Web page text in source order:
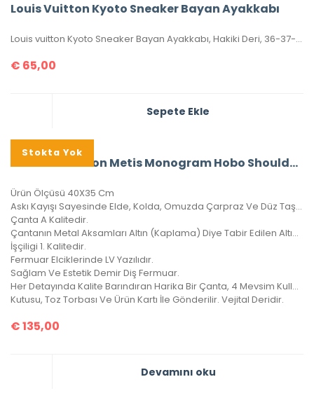
Louis Vuitton Kyoto Sneaker Bayan Ayakkabı
Louis vuitton Kyoto Sneaker Bayan Ayakkabı, Hakiki Deri, 36-37-38-39-40 Numaraları Mevcuttur.
€ 65,00
Sepete Ekle
Stokta Yok
A+ Louis Vuitton Metis Monogram Hobo Shoulder Bag CRL327
Ürün Ölçüsü 40X35 Cm
Askı Kayışı Sayesinde Elde, Kolda, Omuzda Çarpraz Ve Düz Taşınabilir.
Çanta A Kalitedir.
Çantanın Metal Aksamları Altın (Kaplama) Diye Tabir Edilen Altın Banyodur, Yıllarca Kararma Yapmaz.
İşçiligi 1. Kalitedir.
Fermuar Elciklerinde LV Yazılıdır.
Sağlam Ve Estetik Demir Diş Fermuar.
Her Detayında Kalite Barındıran Harika Bir Çanta, 4 Mevsim Kullanılabilir.
Kutusu, Toz Torbası Ve Ürün Kartı İle Gönderilir. Vejital Deridir.
€135,00
Devamını oku